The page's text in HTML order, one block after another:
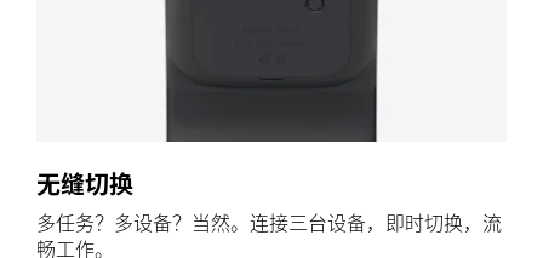
无缝切换
多任务？多设备？当然。连接三台设备，即时切换，流
畅工作。